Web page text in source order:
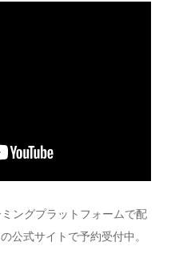
ングプラットフォームで配
公式サイトで予約受付中。